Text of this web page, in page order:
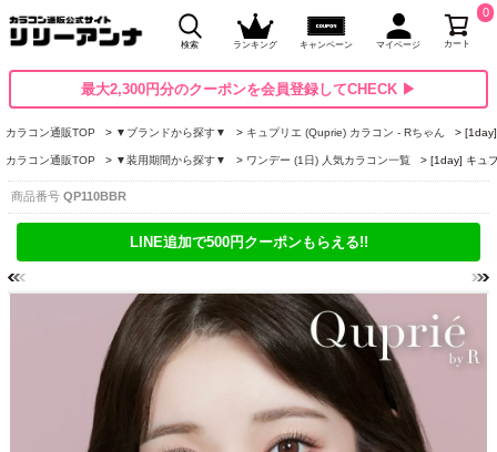
検索 ランキング キャンペーン マイページ カート
0
最大2,300円分のクーポンを会員登録してCHECK ▶
カラコン通販TOP ▼ブランドから探す▼ キュプリエ (Quprie) カラコン - Rちゃん
カラコン通販TOP ▼装用期間から探す▼ ワンデー (1日) 人気カラコン一覧 [1day] キュ
商品番号 QP110BBR
LINE追加で500円クーポンもらえる!!